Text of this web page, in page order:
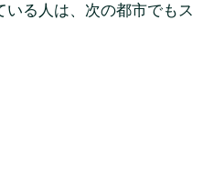
る人は、次の都市でもス